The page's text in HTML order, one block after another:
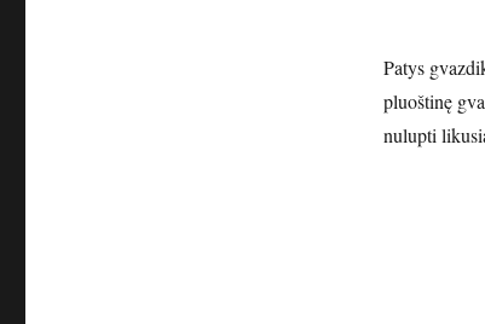
Patys
pluoštinę
nulupti